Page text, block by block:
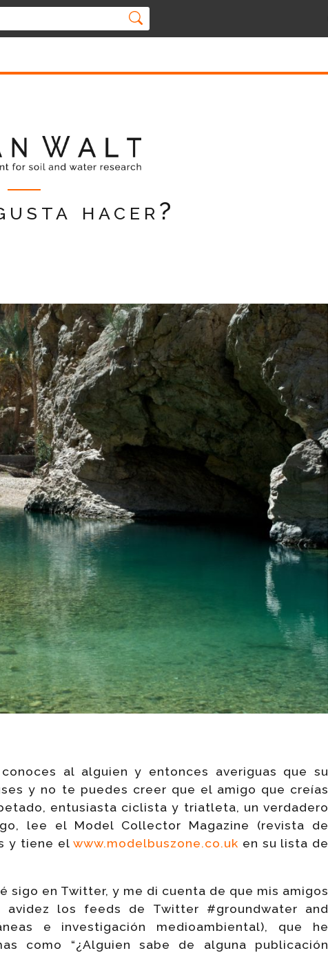
hacer?
al alguien y entonces averiguas que su
y no te puedes creer que el amigo que creías
entusiasta ciclista y triatleta, un verdadero
lee el Model Collector Magazine (revista de
y tiene elwww.modelbuszone.co.uk en su lista de
sigo en Twitter, y me di cuenta de que mis amigos
los feeds de Twitter #groundwater and
e investigación medioambiental), que he
como “¿Alguien sabe de alguna publicación